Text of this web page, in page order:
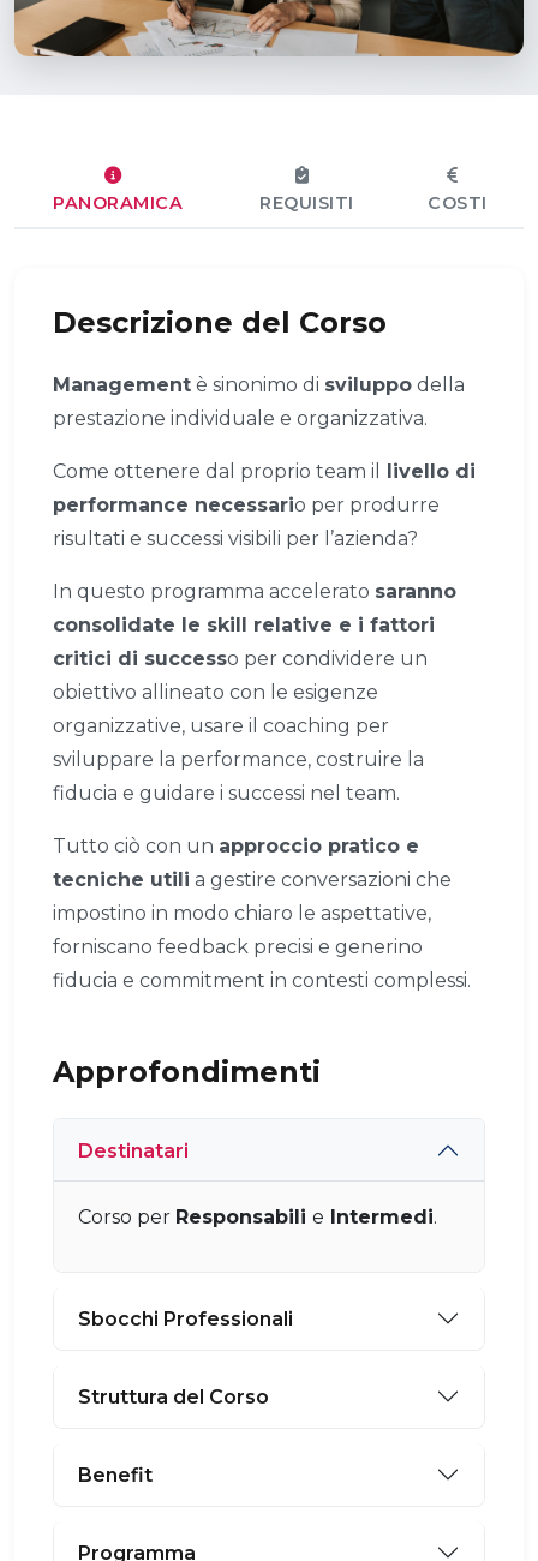
PANORAMICA REQUISITI COSTI
Descrizione del Corso
Management è sinonimo di sviluppo della
prestazione individuale e organizzativa.
Come ottenere dal proprio team il
livello di
performance necessario per produrre
risultati e successi visibili per l’azienda?
In questo programma accelerato saranno
consolidate le skill relative e i fattori
critici di successo per condividere un
obiettivo allineato con le esigenze
organizzative, usare il coaching per
sviluppare la performance, costruire la
fiducia e guidare i successi nel team.
Tutto ciò con un approccio pratico e
tecniche utili a gestire conversazioni che
impostino in modo chiaro le aspettative,
forniscano feedback precisi e generino
fiducia e commitment in contesti complessi.
Approfondimenti
Destinatari
Corso per Responsabili e Intermedi.
Sbocchi Professionali
Struttura del Corso
Benefit
Programma